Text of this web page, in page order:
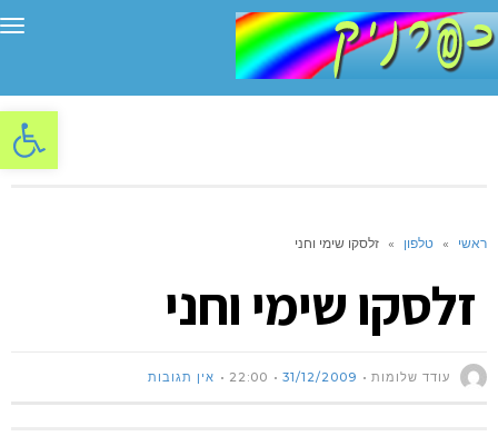
פתח
ראשי » טלפון » זלסקו שימי וחני
זלסקו שימי וחני
עודד שלומות 31/12/2009
22:00 אין תגובות